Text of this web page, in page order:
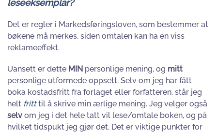
leseeksemplar?
Det er regler i Markedsføringsloven, som bestemmer at
bøkene må merkes, siden omtalen kan ha en viss
reklameeffekt.
Uansett er dette MIN personlige mening, og mitt
personlige utformede oppsett. Selv om jeg har fått
boka kostadsfritt fra forlaget eller forfatteren, står jeg
helt fritttil å skrive min ærlige mening. Jeg velger også
selv om jeg i det hele tatt vil lese/omtale boken, og på
hvilket tidspukt jeg gjør det. Det er viktige punkter for